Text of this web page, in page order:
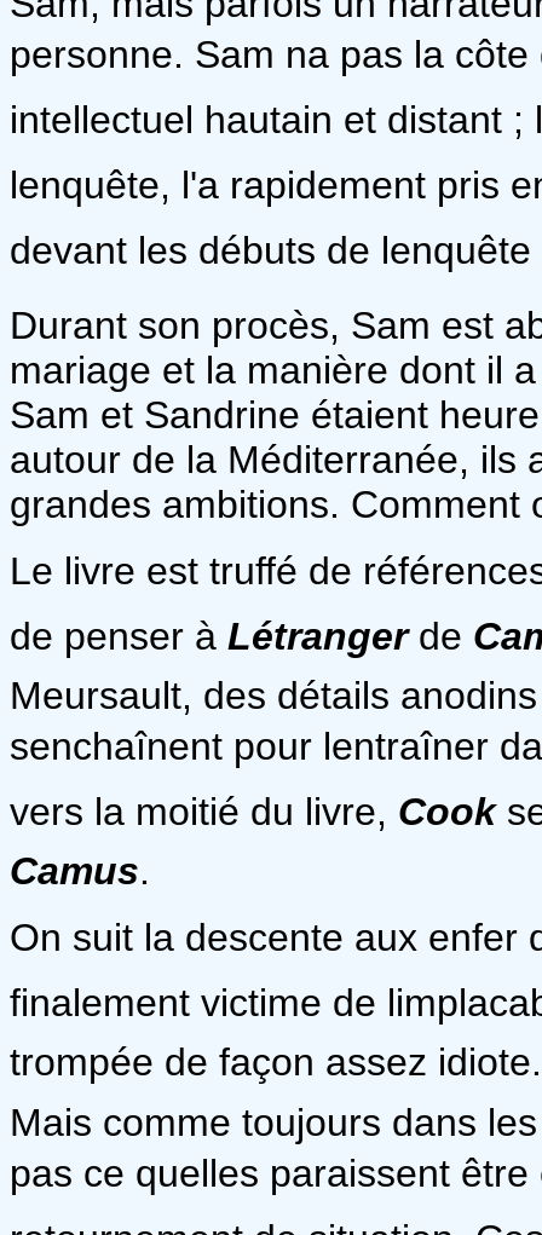
personne. Sam na pas la
intellectuel hautain et distant ;
lenquête, l'a rapidement pris
devant les débuts de lenquête
Durant son procès, Sam est
mariage et la manière dont il
Sam et Sandrine étaient
autour de la Méditerranée, ils
grandes ambitions. Comment
Le livre est truffé de
de penser à Létrangerde
Meursault, des détails
senchaînent pour lentraîner
vers la moitié du livre, Cook
Camus.
On suit la descente aux enfer
finalement victime de
trompée de façon assez idiote.
Mais comme toujours dans
pas ce quelles paraissent